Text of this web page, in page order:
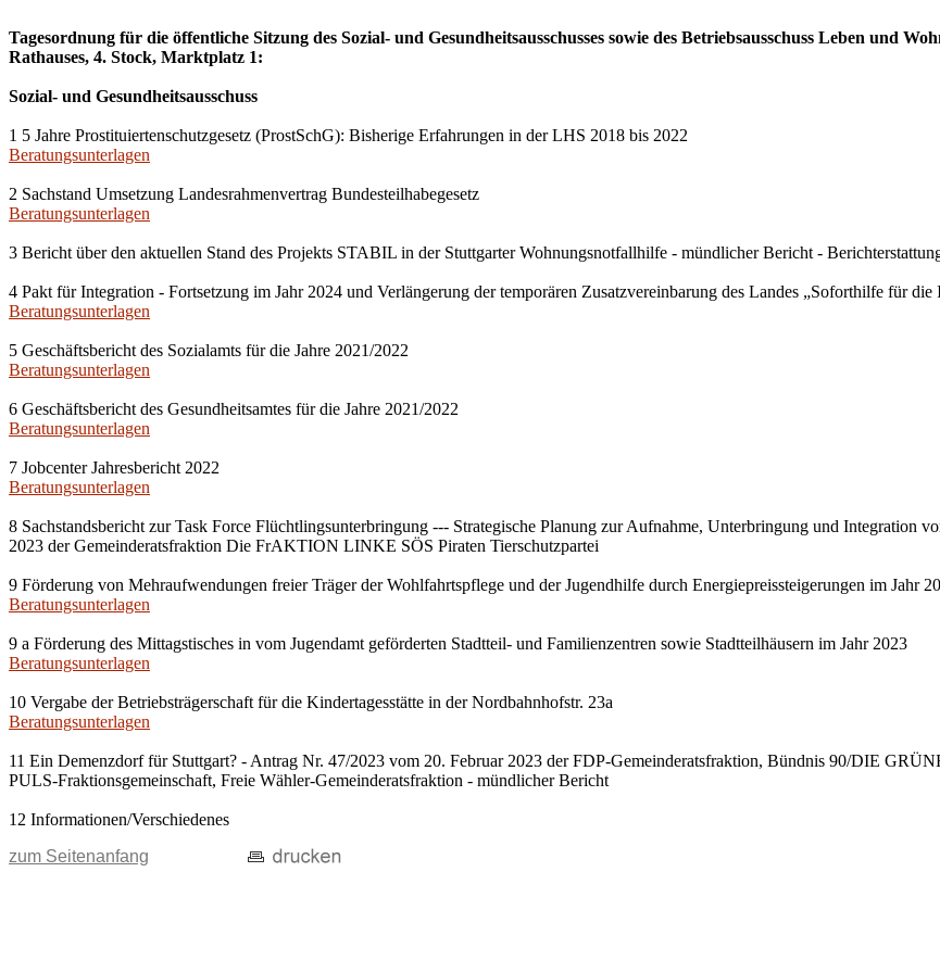
Tagesordnung für die öffentliche Sitzung des Sozial- und Gesundheitsausschusses sowie des Betriebsausschuss Leben und
Rathauses, 4. Stock, Marktplatz 1:
Sozial- und Gesundheitsausschuss
1 5 Jahre Prostituiertenschutzgesetz (ProstSchG): Bisherige Erfahrungen in der LHS 2018 bis 2022
Beratungsunterlagen
2 Sachstand Umsetzung Landesrahmenvertrag Bundesteilhabegesetz
Beratungsunterlagen
3 Bericht über den aktuellen Stand des Projekts STABIL in der Stuttgarter Wohnungsnotfallhilfe - mündlicher Bericht -
4 Pakt für Integration - Fortsetzung im Jahr 2024 und Verlängerung der temporären Zusatzvereinbarung des Landes „Soforthilfe für
Beratungsunterlagen
5 Geschäftsbericht des Sozialamts für die Jahre 2021/2022
Beratungsunterlagen
6 Geschäftsbericht des Gesundheitsamtes für die Jahre 2021/2022
Beratungsunterlagen
7 Jobcenter Jahresbericht 2022
Beratungsunterlagen
8 Sachstandsbericht zur Task Force Flüchtlingsunterbringung --- Strategische Planung zur Aufnahme, Unterbringung und Integration
2023 der Gemeinderatsfraktion Die FrAKTION LINKE SÖS Piraten Tierschutzpartei
9 Förderung von Mehraufwendungen freier Träger der Wohlfahrtspflege und der Jugendhilfe durch Energiepreissteigerungen im Jahr
Beratungsunterlagen
9 a Förderung des Mittagstisches in vom Jugendamt geförderten Stadtteil- und Familienzentren sowie Stadtteilhäusern im Jahr 2023
Beratungsunterlagen
10 Vergabe der Betriebsträgerschaft für die Kindertagesstätte in der Nordbahnhofstr. 23a
Beratungsunterlagen
11 Ein Demenzdorf für Stuttgart? - Antrag Nr. 47/2023 vom 20. Februar 2023 der FDP-Gemeinderatsfraktion, Bündnis 90/DIE
PULS-Fraktionsgemeinschaft, Freie Wähler-Gemeinderatsfraktion - mündlicher Bericht
12 Informationen/Verschiedenes
zum Seitenanfang